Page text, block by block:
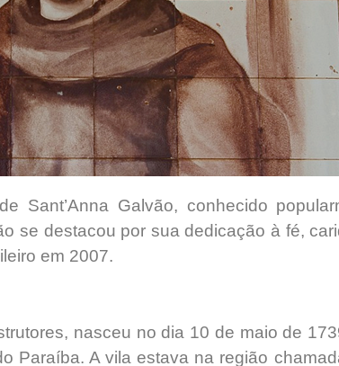
Sant’Anna Galvão, conhecido
se destacou por sua dedicação à fé,
em 2007.
nasceu no dia 10 de maio de
Paraíba. A vila estava na região